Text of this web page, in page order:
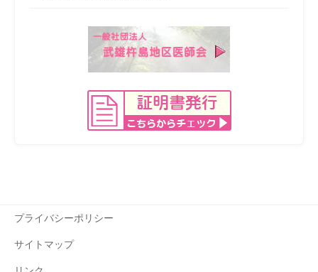
プライバシーポリシー
サイトマップ